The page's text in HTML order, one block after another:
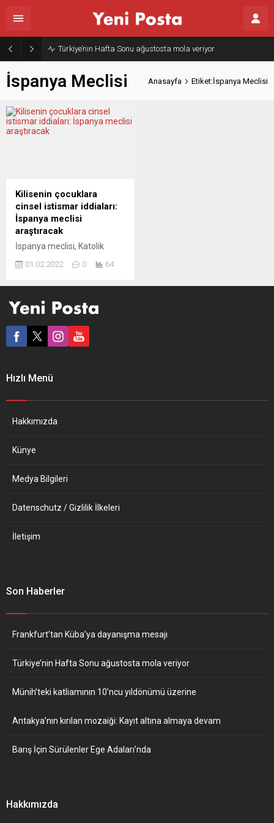
Türkiye’nin Hafta Sonu ağustosta mola veriyor
İspanya Meclisi Anasayfa Etiket:İspanya Meclisi
Kilisenin çocuklara
cinsel istismar iddiaları:
İspanya meclisi
araştıracak
İspanya meclisi, Katolik
cinsel istismar iddialarını
yönünde ilk adımı attı.
hükümetinin küçük ortağı
Unidas Podemos ile ayrılıkçı
Bask’taki EH Bildu’nun
Kilisesi’nin çocuklara yönelik
01.02.2022 0 64
Hızlı Menü
Hakkımızda
Künye
Medya Bilgileri
Datenschutz / Gizlilik İlkeleri
İletişim
Son Haberler
Frankfurt’tan Küba’ya dayanışma mesajı
Türkiye’nin Hafta Sonu ağustosta mola veriyor
Münih’teki katliamının 10’ncu yıldönümü üzerine
Antakya’nın kırılan mozaiği: Kayıt altına almaya devam
Barış İçin Sürülenler Ege Adaları’nda
Hakkımızda